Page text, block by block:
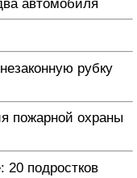
рубку
пожарной охраны
20 подростков